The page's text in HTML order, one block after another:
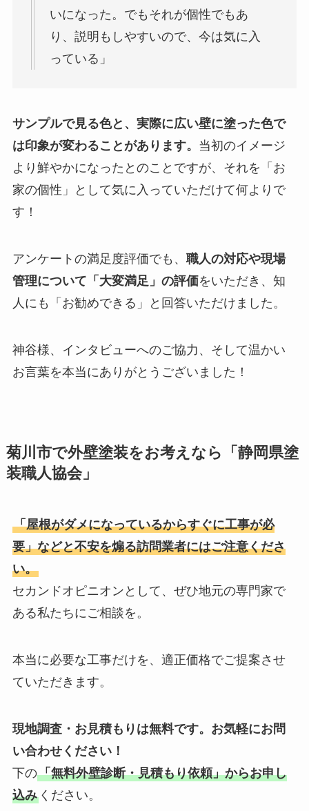
いになった。でもそれが個性でもあ
り、説明もしやすいので、今は気に入
っている」
サンプルで見る色と、実際に広い壁に塗った色で
は印象が変わることがあります。 当初のイメージ
より鮮やかになったとのことですが、それを「お
家の個性」として気に入っていただけて何よりで
す！
アンケートの満足度評価でも、 職人の対応や現場
管理について「大変満足」の評価をいただき、知
人にも「お勧めできる」と回答いただけました。
神谷様、インタビューへのご協力、そして温かい
お言葉を本当にありがとうございました！
菊川市で外壁塗装をお考えなら「静岡県塗
装職人協会」
「屋根がダメになっているからすぐに工事が必
要」などと不安を煽る訪問業者にはご注意くださ
い。
セカンドオピニオンとして、ぜひ地元の専門家で
ある私たちにご相談を。
本当に必要な工事だけを、適正価格でご提案させ
ていただきます。
現地調査・お見積もりは無料です。お気軽にお問
い合わせください！
下の「無料外壁診断・見積もり依頼」からお申し
込みください。